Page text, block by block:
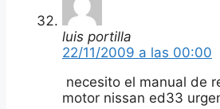
luis portilla
22/11/2009 a las 00:00
necesito el manual de
motor nissan ed33